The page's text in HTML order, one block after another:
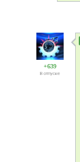
+639
В отпуске